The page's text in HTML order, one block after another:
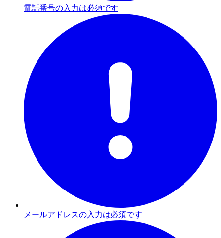
電話番号の入力は必須です
メールアドレスの入力は必須です